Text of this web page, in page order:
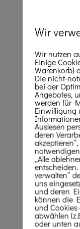
Partner
Nicht-
großartig! “
Manuela
YouTube
YouTube
wenn
Akzeptieren
Wir
Wir nutzen
Einige
Warenkorb)
Die nicht-
bei der
Angebotes,
werden für
Einwilligung
Auslesen
deren
„Alle
verwalten“
uns
und deren
können die
und
abwählen
oder unten